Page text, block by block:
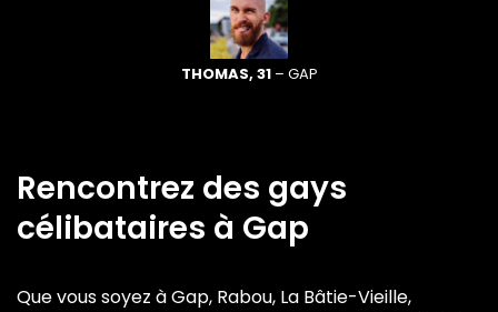
THOMAS, 31– GAP
Rencontrez des gays
célibataires à Gap
Que vous soyez à Gap, Rabou, La Bâtie-Vieille,